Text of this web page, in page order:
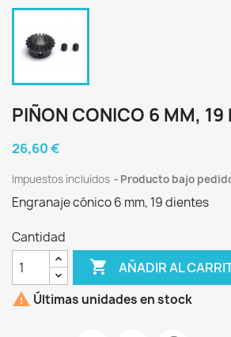
PIÑON CONICO 6 MM, 19
26,60 €
Impuestos incluidos Producto bajo
Engranaje cónico 6 mm, 19 dientes
Cantidad
 AÑADIR AL
 Últimas unidades en stock